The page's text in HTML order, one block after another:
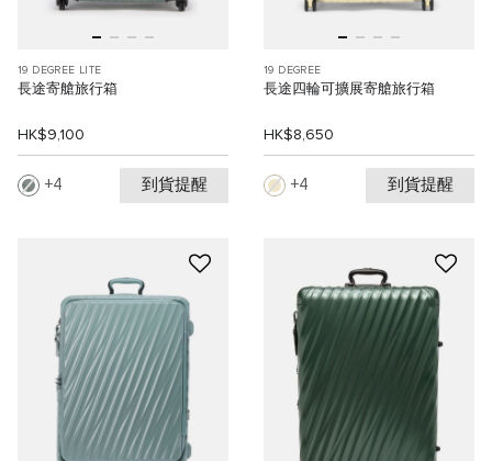
19 DEGREE LITE
長途寄艙旅行箱
HK$9,100
4 到貨提醒
19 DEGREE
長途四輪可擴展寄艙旅行箱
HK$8,650
4 到貨提醒